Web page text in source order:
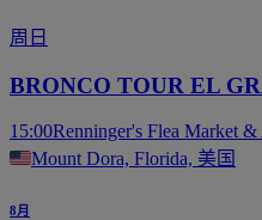
周日
BRONCO TOUR EL
15:00Renninger's Flea Market
Mount Dora, Florida, 美国
8月